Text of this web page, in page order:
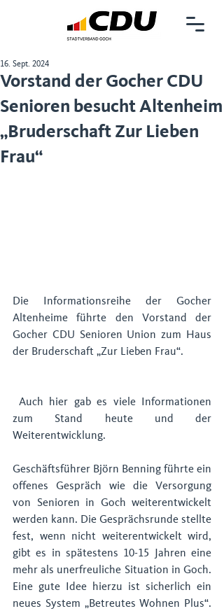
Vorstand der Gocher CDU
Senioren besucht Altenheim
„Bruderschaft Zur Lieben
Frau“
16. Sept. 2024
Die Informationsreihe der Gocher
Altenheime führte den Vorstand der
Gocher CDU Senioren Union zum Haus
der Bruderschaft „Zur Lieben Frau“.
zum Stand heute und der
Weiterentwicklung.
Geschäftsführer Björn Benning führte ein
offenes Gespräch wie die Versorgung
von Senioren in Goch weiterentwickelt
werden kann. Die Gesprächsrunde stellte
fest, wenn nicht weiterentwickelt wird,
gibt es in spätestens 10-15 Jahren eine
mehr als unerfreuliche Situation in Goch.
Eine gute Idee hierzu ist sicherlich ein
neues System „Betreutes Wohnen Plus“.